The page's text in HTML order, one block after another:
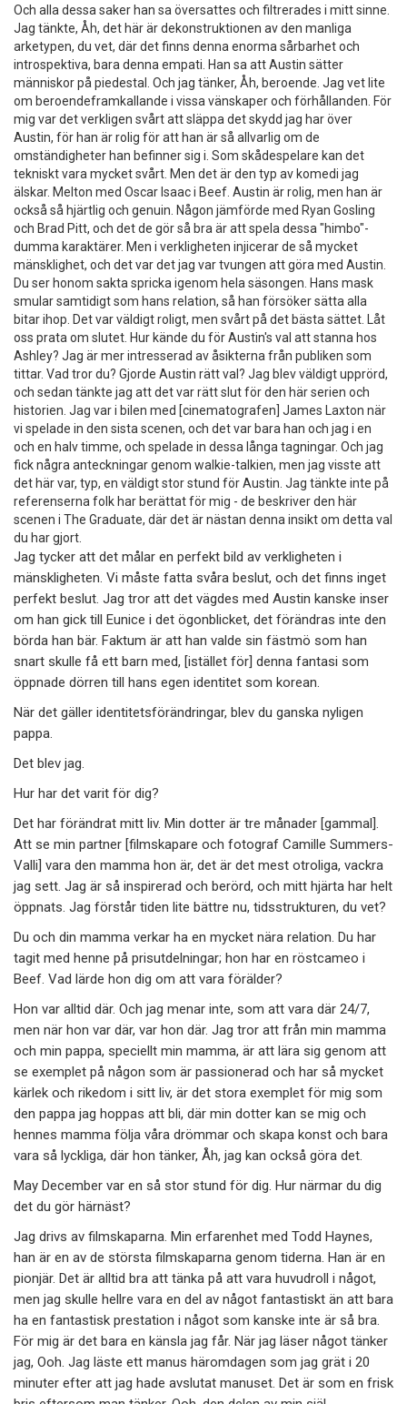
Och alla dessa saker han sa översattes och filtrerades i mitt sinne.
Jag tänkte, Åh, det här är dekonstruktionen av den manliga
arketypen, du vet, där det finns denna enorma sårbarhet och
introspektiva, bara denna empati. Han sa att Austin sätter
människor på piedestal. Och jag tänker, Åh, beroende. Jag vet lite
om beroendeframkallande i vissa vänskaper och förhållanden. För
mig var det verkligen svårt att släppa det skydd jag har över
Austin, för han är rolig för att han är så allvarlig om de
omständigheter han befinner sig i. Som skådespelare kan det
tekniskt vara mycket svårt. Men det är den typ av komedi jag
älskar. Melton med Oscar Isaac i Beef. Austin är rolig, men han är
också så hjärtlig och genuin. Någon jämförde med Ryan Gosling
och Brad Pitt, och det de gör så bra är att spela dessa "himbo"-
dumma karaktärer. Men i verkligheten injicerar de så mycket
mänsklighet, och det var det jag var tvungen att göra med Austin.
Du ser honom sakta spricka igenom hela säsongen. Hans mask
smular samtidigt som hans relation, så han försöker sätta alla
bitar ihop. Det var väldigt roligt, men svårt på det bästa sättet. Låt
oss prata om slutet. Hur kände du för Austin's val att stanna hos
Ashley? Jag är mer intresserad av åsikterna från publiken som
tittar. Vad tror du? Gjorde Austin rätt val? Jag blev väldigt upprörd,
och sedan tänkte jag att det var rätt slut för den här serien och
historien. Jag var i bilen med [cinematografen] James Laxton när
vi spelade in den sista scenen, och det var bara han och jag i en
och en halv timme, och spelade in dessa långa tagningar. Och jag
fick några anteckningar genom walkie-talkien, men jag visste att
det här var, typ, en väldigt stor stund för Austin. Jag tänkte inte på
referenserna folk har berättat för mig - de beskriver den här
scenen i The Graduate, där det är nästan denna insikt om detta val
du har gjort.
Jag tycker att det målar en perfekt bild av verkligheten i
mänskligheten. Vi måste fatta svåra beslut, och det finns inget
perfekt beslut. Jag tror att det vägdes med Austin kanske inser
om han gick till Eunice i det ögonblicket, det förändras inte den
börda han bär. Faktum är att han valde sin fästmö som han
snart skulle få ett barn med, [istället för] denna fantasi som
öppnade dörren till hans egen identitet som korean.
När det gäller identitetsförändringar, blev du ganska nyligen
pappa.
Det blev jag.
Hur har det varit för dig?
Det har förändrat mitt liv. Min dotter är tre månader [gammal].
Att se min partner [filmskapare och fotograf Camille Summers-
Valli] vara den mamma hon är, det är det mest otroliga, vackra
jag sett. Jag är så inspirerad och berörd, och mitt hjärta har helt
öppnats. Jag förstår tiden lite bättre nu, tidsstrukturen, du vet?
Du och din mamma verkar ha en mycket nära relation. Du har
tagit med henne på prisutdelningar; hon har en röstcameo i
Beef. Vad lärde hon dig om att vara förälder?
Hon var alltid där. Och jag menar inte, som att vara där 24/7,
men när hon var där, var hon där. Jag tror att från min mamma
och min pappa, speciellt min mamma, är att lära sig genom att
se exemplet på någon som är passionerad och har så mycket
kärlek och rikedom i sitt liv, är det stora exemplet för mig som
den pappa jag hoppas att bli, där min dotter kan se mig och
hennes mamma följa våra drömmar och skapa konst och bara
vara så lyckliga, där hon tänker, Åh, jag kan också göra det.
May December var en så stor stund för dig. Hur närmar du dig
det du gör härnäst?
Jag drivs av filmskaparna. Min erfarenhet med Todd Haynes,
han är en av de största filmskaparna genom tiderna. Han är en
pionjär. Det är alltid bra att tänka på att vara huvudroll i något,
men jag skulle hellre vara en del av något fantastiskt än att bara
ha en fantastisk prestation i något som kanske inte är så bra.
För mig är det bara en känsla jag får. När jag läser något tänker
jag, Ooh. Jag läste ett manus häromdagen som jag grät i 20
minuter efter att jag hade avslutat manuset. Det är som en frisk